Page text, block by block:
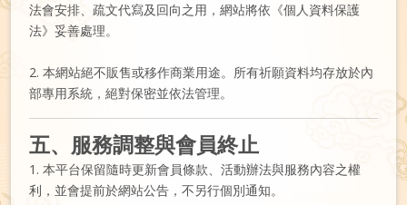
法會安排、疏文代寫及回向之用，網站將依《個人資料保護
法》妥善處理。
2. 本網站絕不販售或移作商業用途。所有祈願資料均存放於內
部專用系統，絕對保密並依法管理。
五、服務調整與會員終止
1. 本平台保留隨時更新會員條款、活動辦法與服務內容之權
利，並會提前於網站公告，不另行個別通知。